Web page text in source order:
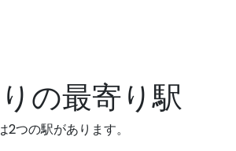
の最寄り駅
つの駅があります。